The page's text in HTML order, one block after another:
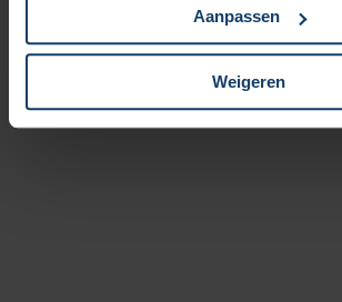
Aanpassen
Weigeren